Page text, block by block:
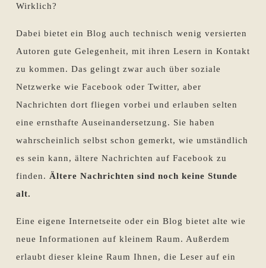
Wirklich?
Dabei bietet ein Blog auch technisch wenig versierten
Autoren gute Gelegenheit, mit ihren Lesern in Kontakt
zu kommen. Das gelingt zwar auch über soziale
Netzwerke wie Facebook oder Twitter, aber
Nachrichten dort fliegen vorbei und erlauben selten
eine ernsthafte Auseinandersetzung. Sie haben
wahrscheinlich selbst schon gemerkt, wie umständlich
es sein kann, ältere Nachrichten auf Facebook zu
finden. Ältere Nachrichten sind noch keine Stunde
alt.
Eine eigene Internetseite oder ein Blog bietet alte wie
neue Informationen auf kleinem Raum. Außerdem
erlaubt dieser kleine Raum Ihnen, die Leser auf ein